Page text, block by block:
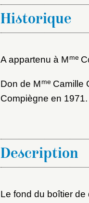
Historique
A appartenu à Mme
Don de MmeCamille
Compiègne en 1971.
Description
Le fond du boîtier de
Nouveau